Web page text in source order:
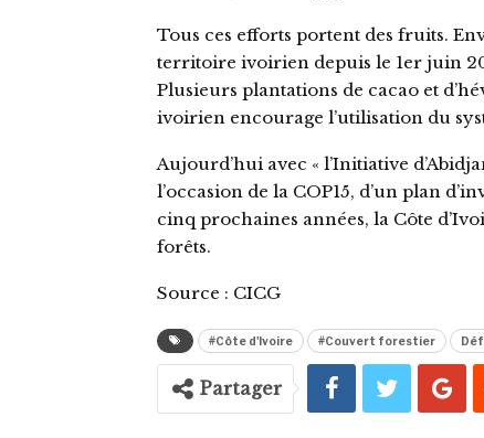
Tous ces efforts portent des fruits.
territoire ivoirien depuis le 1er juin
Plusieurs plantations de cacao et
ivoirien encourage l’utilisation du
Aujourd’hui avec « l’Initiative
l’occasion de la COP15, d’un plan
cinq prochaines années, la Côte
forêts.
Source : CICG
#Côte d'Ivoire #Couvert forestier
Partager